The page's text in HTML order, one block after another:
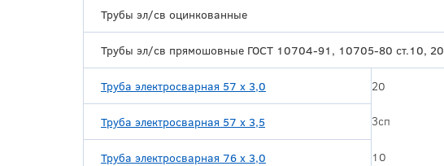
Трубы эл/св оцинкованные
Трубы эл/св прямошовные ГОСТ 10704-91, 10705-80 ст.10, 20
Труба электросварная 57 х 3,0 20
Труба электросварная 57 х 3,5 3сп
Труба электросварная 76 х 3,0 10